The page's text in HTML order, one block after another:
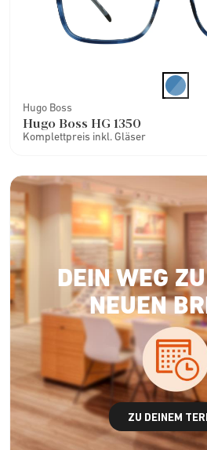
Hugo Boss
Hugo Boss HG 1350
Komplettpreis inkl. Gläser
DEIN WEG
NEUEN
ZU DEINEM